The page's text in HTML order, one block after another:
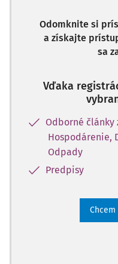
Odomknite si
a získajte
sa
Vďaka
Odborné články
Hospodárenie,
Odpady
Predpisy